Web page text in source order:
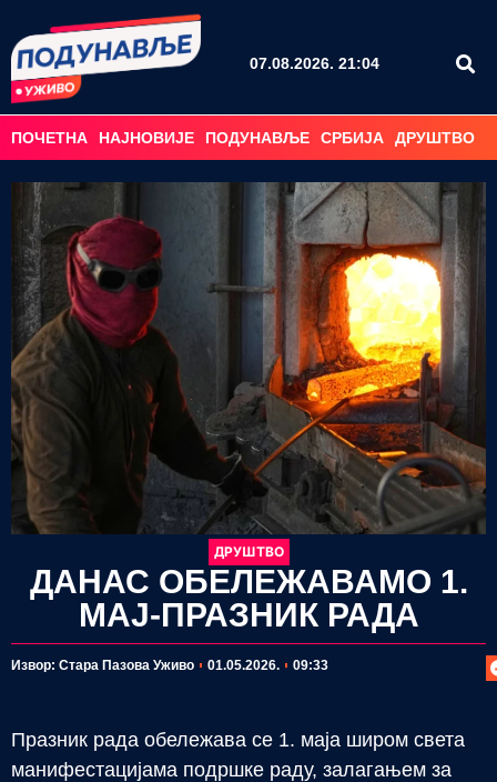
07.08.2026. 21:04
ПОЧЕТНА НАЈНОВИЈЕ ПОДУНАВЉЕ СРБИЈА ДРУШТВО
ДРУШТВО
ДАНАС ОБЕЛЕЖАВАМО 1.
МАЈ-ПРАЗНИК РАДА
Извор: Стара Пазова Уживо 01.05.2026. 09:33
Празник рада обележава се 1. маја широм света
манифестацијама подршке раду, залагањем за